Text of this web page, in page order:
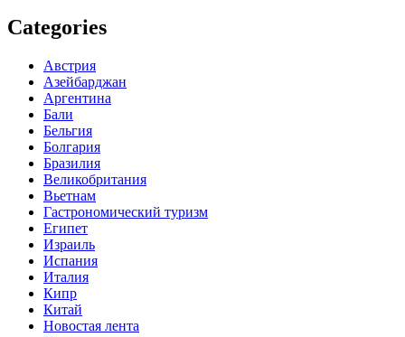
Categories
Австрия
Азейбарджан
Аргентина
Бали
Бельгия
Болгария
Бразилия
Великобритания
Вьетнам
Гастрономический туризм
Египет
Израиль
Испания
Италия
Кипр
Китай
Новостая лента